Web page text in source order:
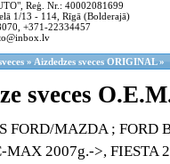
Reģ. Nr.: 40002081699
1/13 - 114, Rīgā (Bolderajā)
+371-22334457
» Aizdedzes sveces ORIGINAL»
sveces
FORD/MAZDA ; FORD
MAX 2007g.->, FIESTA